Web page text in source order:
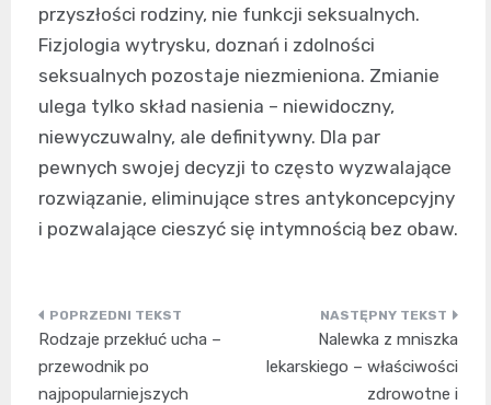
przyszłości rodziny, nie funkcji seksualnych.
Fizjologia wytrysku, doznań i zdolności
seksualnych pozostaje niezmieniona. Zmianie
ulega tylko skład nasienia – niewidoczny,
niewyczuwalny, ale definitywny. Dla par
pewnych swojej decyzji to często wyzwalające
rozwiązanie, eliminujące stres antykoncepcyjny
i pozwalające cieszyć się intymnością bez obaw.
Nawigacja
wpisu
Rodzaje przekłuć ucha –
przewodnik po
najpopularniejszych
Nalewka z mniszka
lekarskiego – właściwości
zdrowotne i